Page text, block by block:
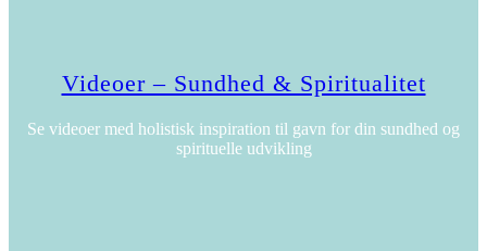
Videoer – Sundhed & Spiritualitet
Se videoer med holistisk inspiration til gavn for din sundhed og
spirituelle udvikling